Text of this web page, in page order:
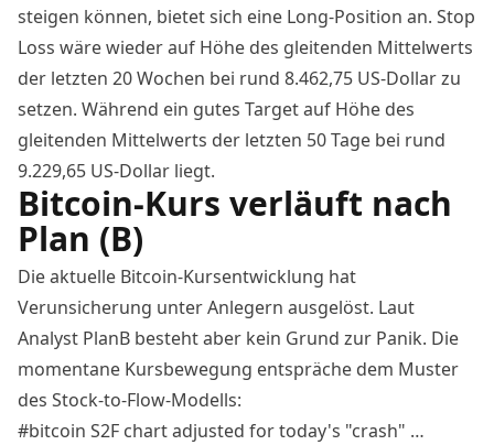
steigen können, bietet sich eine Long-Position an. Stop
Loss wäre wieder auf Höhe des gleitenden Mittelwerts
der letzten 20 Wochen bei rund 8.462,75 US-Dollar zu
setzen. Während ein gutes Target auf Höhe des
gleitenden Mittelwerts der letzten 50 Tage bei rund
9.229,65 US-Dollar liegt.
Bitcoin-Kurs verläuft nach
Plan (B)
Die aktuelle Bitcoin-Kursentwicklung hat
Verunsicherung unter Anlegern ausgelöst. Laut
Analyst PlanB besteht aber kein Grund zur Panik. Die
momentane Kursbewegung entspräche dem Muster
des Stock-to-Flow-Modells:
#bitcoin S2F chart adjusted for today's "crash" …